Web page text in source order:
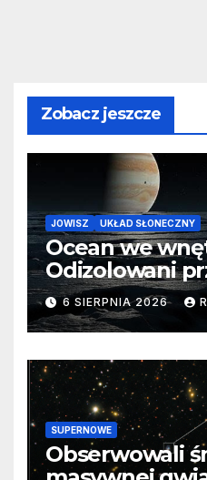
Zobacz jeszcze
JOWISZ UKŁAD SŁONECZNY
Ocean we
Odizolowani
barierę
6 SIERPNIA 2026
SUPERNOWE
Obserwowali